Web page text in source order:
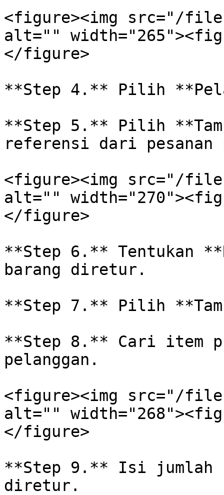
<figure><img src="/files/
alt=""
</figure>
**Step 4.** Pilih
**Step 5.** Pilih
referensi dari pesanan
<figure><img src="/files/
alt=""
</figure>
**Step 6.** Tentukan
barang diretur.
**Step 7.** Pilih
**Step 8.** Cari item
pelanggan.
<figure><img src="/files/
alt=""
</figure>
**Step 9.** Isi jumlah
diretur.